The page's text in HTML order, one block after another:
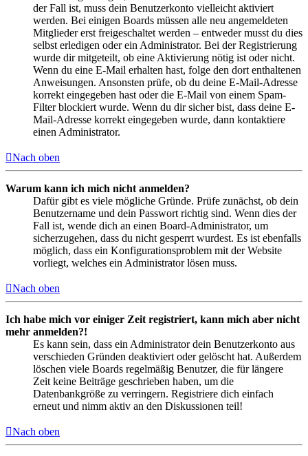
der Fall ist, muss dein Benutzerkonto vielleicht aktiviert
werden. Bei einigen Boards müssen alle neu angemeldeten
Mitglieder erst freigeschaltet werden – entweder musst du dies
selbst erledigen oder ein Administrator. Bei der Registrierung
wurde dir mitgeteilt, ob eine Aktivierung nötig ist oder nicht.
Wenn du eine E-Mail erhalten hast, folge den dort enthaltenen
Anweisungen. Ansonsten prüfe, ob du deine E-Mail-Adresse
korrekt eingegeben hast oder die E-Mail von einem Spam-
Filter blockiert wurde. Wenn du dir sicher bist, dass deine E-
Mail-Adresse korrekt eingegeben wurde, dann kontaktiere
einen Administrator.
Nach oben
Warum kann ich mich nicht anmelden?
Dafür gibt es viele mögliche Gründe. Prüfe zunächst, ob dein
Benutzername und dein Passwort richtig sind. Wenn dies der
Fall ist, wende dich an einen Board-Administrator, um
sicherzugehen, dass du nicht gesperrt wurdest. Es ist ebenfalls
möglich, dass ein Konfigurationsproblem mit der Website
vorliegt, welches ein Administrator lösen muss.
Nach oben
Ich habe mich vor einiger Zeit registriert, kann mich aber nicht
mehr anmelden?!
Es kann sein, dass ein Administrator dein Benutzerkonto aus
verschieden Gründen deaktiviert oder gelöscht hat. Außerdem
löschen viele Boards regelmäßig Benutzer, die für längere
Zeit keine Beiträge geschrieben haben, um die
Datenbankgröße zu verringern. Registriere dich einfach
erneut und nimm aktiv an den Diskussionen teil!
Nach oben